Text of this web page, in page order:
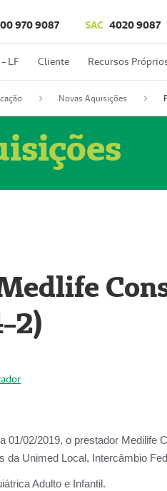
970 9087 SAC 4020 9087
LF Cliente Recursos
Novas Aquisições
2)
01/02/2019, o prestador Medilife
da Unimed Local, Intercâmbio
Adulto e Infantil.